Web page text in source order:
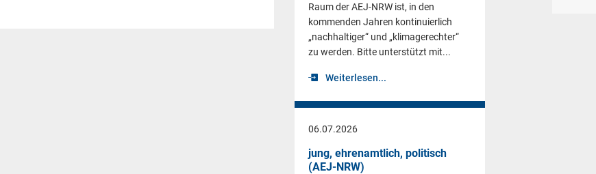
Raum der AEJ-NRW ist, in den
kommenden Jahren kontinuierlich
„nachhaltiger“ und „klimagerechter“
zu werden. Bitte unterstützt mit...
Weiterlesen...
06.07.2026
jung, ehrenamtlich, politisch
(AEJ-NRW)